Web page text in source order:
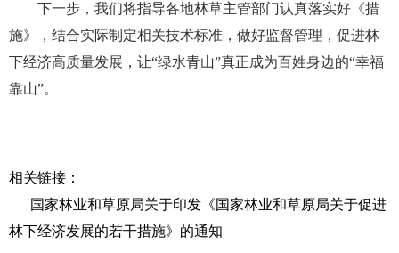
下一步，我们将指导各地林草主管部门认真落实好《措
施》，结合实际制定相关技术标准，做好监督管理，促进林
下经济高质量发展，让“绿水青山”真正成为百姓身边的“幸福
靠山”。
相关链接：
国家林业和草原局关于印发《国家林业和草原局关于促进
林下经济发展的若干措施》的通知